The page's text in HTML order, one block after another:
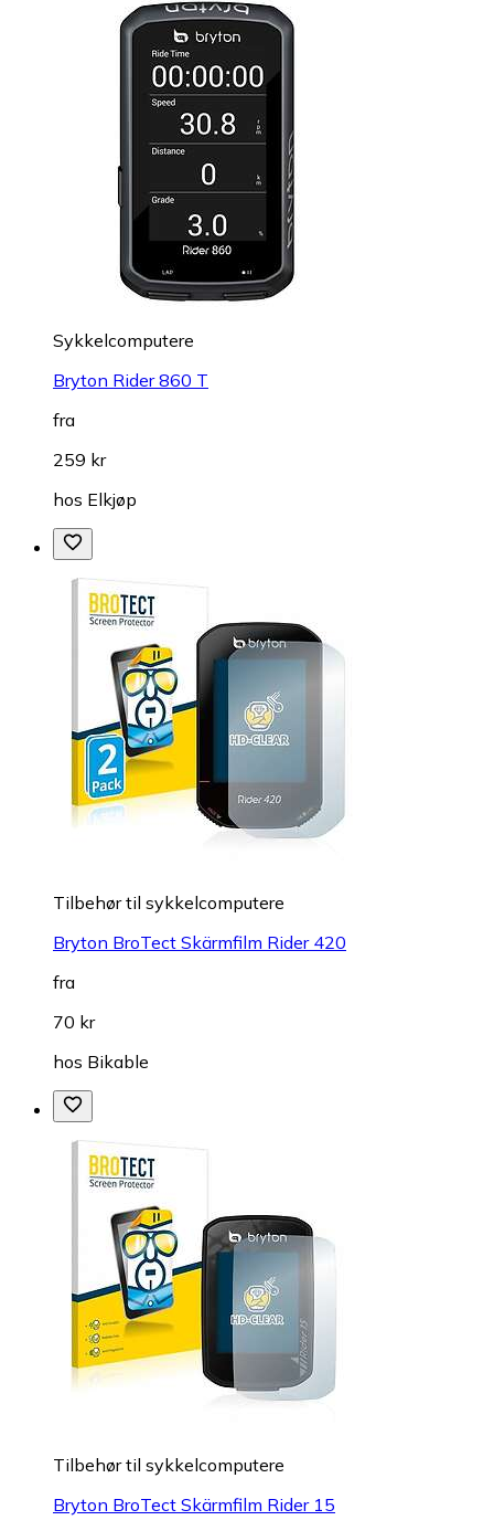
Sykkelcomputere
Bryton Rider 860 T
fra
259 kr
hos Elkjøp
Tilbehør til sykkelcomputere
Bryton BroTect Skärmfilm Rider 420
fra
70 kr
hos Bikable
Tilbehør til sykkelcomputere
Bryton BroTect Skärmfilm Rider 15